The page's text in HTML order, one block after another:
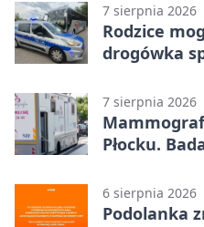
7 sierpnia 2026
Rodzice
drogówka
7 sierpnia 2026
Płocku.
6 sierpnia 2026
Podolanka